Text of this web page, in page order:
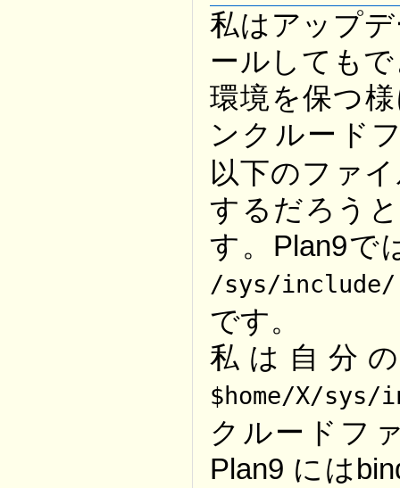
私はアップ
ールしても
環境を保つ
ンクルード
以下のファ
するだろう
す。Plan9で
/sys/include/
です。
私は自分
$home/X/
クルードフ
Plan9 には